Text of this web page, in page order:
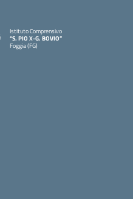
Istituto Comprensivo
“S. PIO X-G. BOVIO”
Foggia (FG)
— Visita la pagina iniziale della scuola